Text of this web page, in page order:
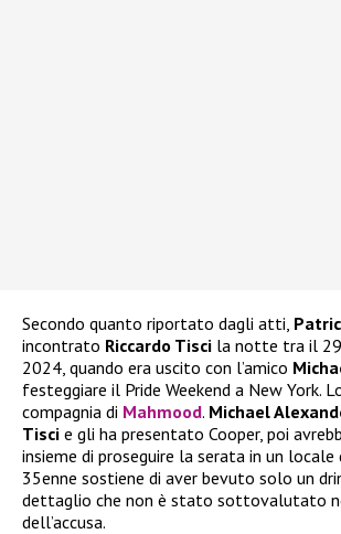
Secondo quanto riportato dagli atti,
incontrato Riccardo Tisci la notte tra il
2024, quando era uscito con l’amico
festeggiare il Pride Weekend a New York.
compagnia di Mahmood. Michael
Tisci e gli ha presentato Cooper, poi
insieme di proseguire la serata in un
35enne sostiene di aver bevuto solo un
dettaglio che non è stato sottovalutato
dell’accusa.